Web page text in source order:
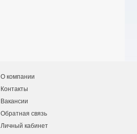
О компании
Контакты
Вакансии
Обратная связь
Личный кабинет